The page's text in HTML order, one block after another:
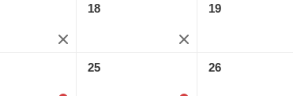
18 19
25 26